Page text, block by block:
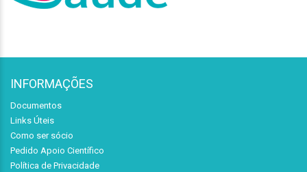
INFORMAÇÕES
Documentos
Links Úteis
Como ser sócio
Pedido Apoio Científico
Política de Privacidade